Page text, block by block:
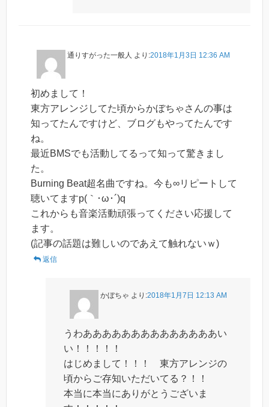
通りすがった一般人 より:2018年1月3日 12:36 AM
初めまして！
東方アレンジしてた頃からかぼちゃさんの事は
知ってたんですけど、ブログもやってたんです
ね。
最近BMSでも活動してるって知って驚きまし
た。
Burning Beat超名曲ですね。今も∞リピートして
聴いてますp(｀･ω･´)q
これからも音楽活動頑張ってください応援して
ます。
(記事の話題は難しいのであえて触れないｗ)
返信
かぼちゃ より:2018年1月7日 12:13 AM
うわああああああああああああああい
い！！！！！
はじめまして！！！ 東方アレンジの
頃からご存知いただいてる？！！
本当に本当にありがとうございま